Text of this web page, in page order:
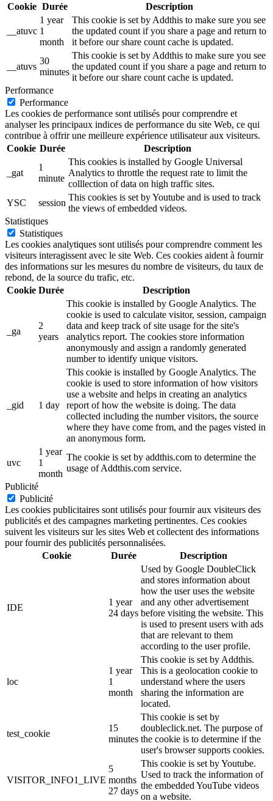
Cookie Durée Description
__atuvc
1 year
1
month
This cookie is set by Addthis to make sure you see
the updated count if you share a page and return to
it before our share count cache is updated.
__atuvs
30
minutes
This cookie is set by Addthis to make sure you see
the updated count if you share a page and return to
it before our share count cache is updated.
Performance
Performance
Les cookies de performance sont utilisés pour comprendre et
analyser les principaux indices de performance du site Web, ce qui
contribue à offrir une meilleure expérience utilisateur aux visiteurs.
Cookie Durée Description
_gat
1
minute
This cookies is installed by Google Universal
Analytics to throttle the request rate to limit the
colllection of data on high traffic sites.
YSC
session
This cookies is set by Youtube and is used to track
the views of embedded videos.
Statistiques
Statistiques
Les cookies analytiques sont utilisés pour comprendre comment les
visiteurs interagissent avec le site Web. Ces cookies aident à fournir
des informations sur les mesures du nombre de visiteurs, du taux de
rebond, de la source du trafic, etc.
Cookie Durée Description
_ga
2
years
This cookie is installed by Google Analytics. The
cookie is used to calculate visitor, session, campaign
data and keep track of site usage for the site's
analytics report. The cookies store information
anonymously and assign a randomly generated
number to identify unique visitors.
_gid 1 day
This cookie is installed by Google Analytics. The
cookie is used to store information of how visitors
use a website and helps in creating an analytics
report of how the website is doing. The data
collected including the number visitors, the source
where they have come from, and the pages visted in
an anonymous form.
uvc
1 year
1
month
The cookie is set by addthis.com to determine the
usage of Addthis.com service.
Publicité
Publicité
Les cookies publicitaires sont utilisés pour fournir aux visiteurs des
publicités et des campagnes marketing pertinentes. Ces cookies
suivent les visiteurs sur les sites Web et collectent des informations
pour fournir des publicités personnalisées.
Cookie
Durée Description
IDE
1 year
24 days
Used by Google DoubleClick
and stores information about
how the user uses the website
and any other advertisement
before visiting the website. This
is used to present users with ads
that are relevant to them
according to the user profile.
loc
1 year
1
month
This cookie is set by Addthis.
This is a geolocation cookie to
understand where the users
sharing the information are
located.
test_cookie
15
minutes
This cookie is set by
doubleclick.net. The purpose of
the cookie is to determine if the
user's browser supports cookies.
VISITOR_INFO1_LIVE
5
months
27 days
This cookie is set by Youtube.
Used to track the information of
the embedded YouTube videos
on a website.